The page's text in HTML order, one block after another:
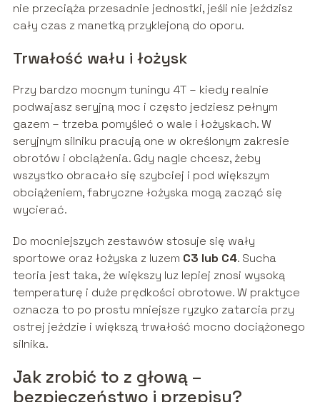
nie przeciąża przesadnie jednostki, jeśli nie jeździsz
cały czas z manetką przyklejoną do oporu.
Trwałość wału i łożysk
Przy bardzo mocnym tuningu 4T – kiedy realnie
podwajasz seryjną moc i często jedziesz pełnym
gazem – trzeba pomyśleć o wale i łożyskach. W
seryjnym silniku pracują one w określonym zakresie
obrotów i obciążenia. Gdy nagle chcesz, żeby
wszystko obracało się szybciej i pod większym
obciążeniem, fabryczne łożyska mogą zacząć się
wycierać.
Do mocniejszych zestawów stosuje się wały
sportowe oraz łożyska z luzem C3 lub C4. Sucha
teoria jest taka, że większy luz lepiej znosi wysoką
temperaturę i duże prędkości obrotowe. W praktyce
oznacza to po prostu mniejsze ryzyko zatarcia przy
ostrej jeździe i większą trwałość mocno dociążonego
silnika.
Jak zrobić to z głową –
bezpieczeństwo i przepisy?